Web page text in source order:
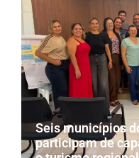
Seis municípios
participam de